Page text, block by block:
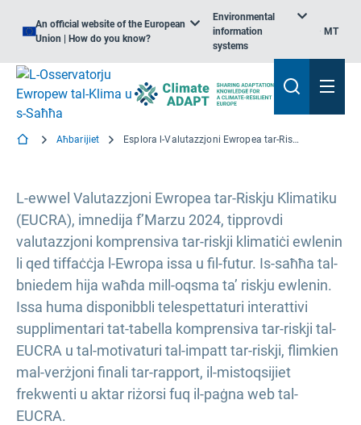
An official website of the European
Union | How do you know?
Environmental
information
systems
MT
Aħbarijiet Esplora l-Valutazzjoni Ewropea tar-Riskju Klimatiku: telespettaturi interattivi, rapport finali u aktar
L-ewwel Valutazzjoni Ewropea tar-Riskju Klimatiku
(EUCRA), imnedija f’Marzu 2024, tipprovdi
valutazzjoni komprensiva tar-riskji klimatiċi ewlenin
li qed tiffaċċja l-Ewropa issa u fil-futur. Is-saħħa tal-
bniedem hija waħda mill-oqsma ta’ riskju ewlenin.
Issa huma disponibbli telespettaturi interattivi
supplimentari tat-tabella komprensiva tar-riskji tal-
EUCRA u tal-motivaturi tal-impatt tar-riskji, flimkien
mal-verżjoni finali tar-rapport, il-mistoqsijiet
frekwenti u aktar riżorsi fuq il-paġna web tal-
EUCRA.